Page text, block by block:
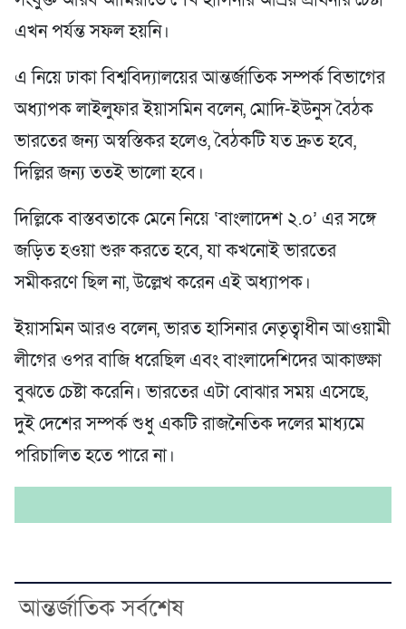
এখন পর্যন্ত সফল হয়নি।
এ নিয়ে ঢাকা বিশ্ববিদ্যালয়ের আন্তর্জাতিক সম্পর্ক বিভাগের
অধ্যাপক লাইলুফার ইয়াসমিন বলেন, মোদি-ইউনুস বৈঠক
ভারতের জন্য অস্বস্তিকর হলেও, বৈঠকটি যত দ্রুত হবে,
দিল্লির জন্য ততই ভালো হবে।
দিল্লিকে বাস্তবতাকে মেনে নিয়ে ‘বাংলাদেশ ২.০’ এর সঙ্গে
জড়িত হওয়া শুরু করতে হবে, যা কখনোই ভারতের
সমীকরণে ছিল না, উল্লেখ করেন এই অধ্যাপক।
ইয়াসমিন আরও বলেন, ভারত হাসিনার নেতৃত্বাধীন আওয়ামী
লীগের ওপর বাজি ধরেছিল এবং বাংলাদেশিদের আকাঙ্ক্ষা
বুঝতে চেষ্টা করেনি। ভারতের এটা বোঝার সময় এসেছে,
দুই দেশের সম্পর্ক শুধু একটি রাজনৈতিক দলের মাধ্যমে
পরিচালিত হতে পারে না।
আন্তর্জাতিক সর্বশেষ